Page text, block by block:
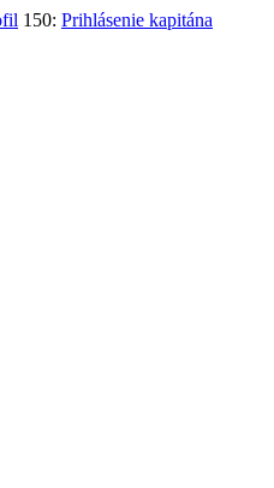
150: Prihlásenie kapitána